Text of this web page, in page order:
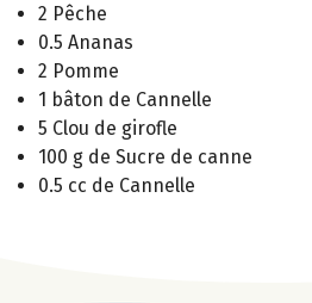
2 Pêche
0.5 Ananas
2 Pomme
1 bâton de Cannelle
5 Clou de girofle
100 g de Sucre de canne
0.5 cc de Cannelle